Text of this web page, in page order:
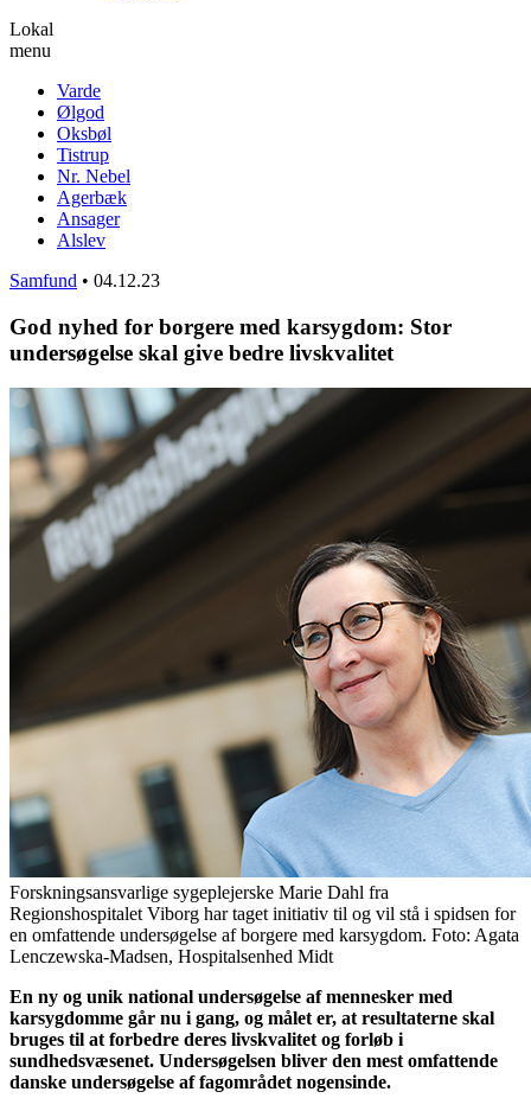
Lokal
menu
Varde
Ølgod
Oksbøl
Tistrup
Nr. Nebel
Agerbæk
Ansager
Alslev
Samfund • 04.12.23
God nyhed for borgere med karsygdom: Stor
undersøgelse skal give bedre livskvalitet
Forskningsansvarlige sygeplejerske Marie Dahl fra
Regionshospitalet Viborg har taget initiativ til og vil stå i spidsen for
en omfattende undersøgelse af borgere med karsygdom. Foto: Agata
Lenczewska-Madsen, Hospitalsenhed Midt
En ny og unik national undersøgelse af mennesker med
karsygdomme går nu i gang, og målet er, at resultaterne skal
bruges til at forbedre deres livskvalitet og forløb i
sundhedsvæsenet. Undersøgelsen bliver den mest omfattende
danske undersøgelse af fagområdet nogensinde.